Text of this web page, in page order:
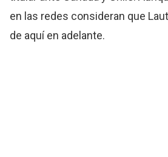
en las redes consideran que
de aquí en adelante.